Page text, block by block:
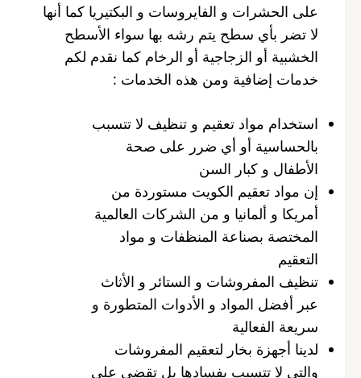
على الحشرات و الفايروسات و البكتيريا كما أنها
لا تضر بأي سطح يتم رشه بها سواء الأسطح
الخشبية أو الزجاجية أو الرخام كما نقدم لكم
خدمات إضافية ومن هذه الخدمات :
استخدام مواد تعقيم و تنظيف لا تتسبب
بالحساسية أو أي ضرر على صحة
الأطفال و كبار السن
إن مواد تعقيم الكويت مستوردة من
أمريكا و ألمانيا و من الشركات العالمية
المختصة بصناعة المنظفات و مواد
التعقيم
تنظيف المفروشات و الستائر و الأثاث
عبر أفضل المواد و الأدوات المتطورة و
سريعة الفعالية
لدينا أجهزة بخار لتعقيم المفروشات
والتي لا تتسبب بفسادها بل تقضي على